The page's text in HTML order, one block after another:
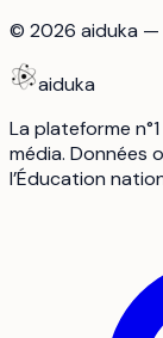
© 2026 aiduka
aiduka
La plateforme
média. Données
l’Éducation